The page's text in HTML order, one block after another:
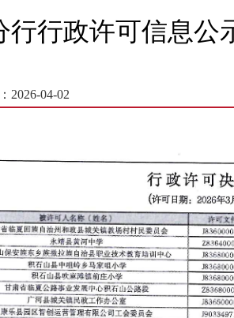
行政许可信息公
2026-04-02